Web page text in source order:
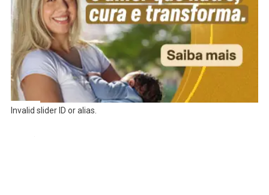
Invalid slider ID or alias.